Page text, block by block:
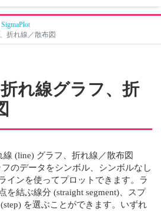
SigmaPlot
折れ線／散布図
れ線グラフ、折
線 (line) グラフ、折れ線／散布図
のデータをシンボル、シンボルなし
インを使ってプロットできます。ラ
を結ぶ線分 (straight segment)、スプ
を選ぶことができます。いずれ